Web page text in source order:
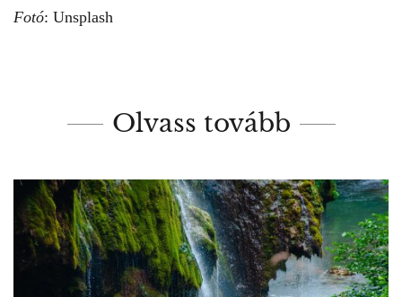
Fotó: Unsplash
Olvass tovább